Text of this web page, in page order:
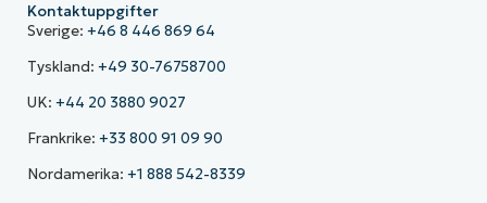
Kontaktuppgifter
Sverige: +46 8 446 869 64
Tyskland: +49 30-76758700
UK: +44 20 3880 9027
Frankrike: +33 800 91 09 90
Nordamerika: +1 888 542-8339